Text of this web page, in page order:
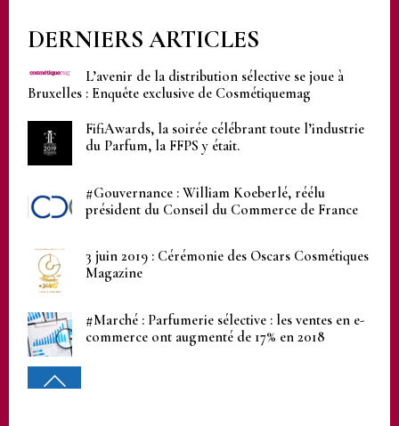
DERNIERS ARTICLES
L’avenir de la distribution sélective se joue à
Bruxelles : Enquête exclusive de Cosmétiquemag
FifiAwards, la soirée célébrant toute l’industrie
du Parfum, la FFPS y était.
#Gouvernance : William Koeberlé, réélu
président du Conseil du Commerce de France
3 juin 2019 : Cérémonie des Oscars Cosmétiques
Magazine
#Marché : Parfumerie sélective : les ventes en e-
commerce ont augmenté de 17% en 2018